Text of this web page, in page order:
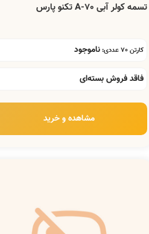
تسمه کولر آبی A-70 تکنو پارس
کارتن 70 عددی: ناموجود
فاقد فروش بسته‌ای
مشاهده و خرید